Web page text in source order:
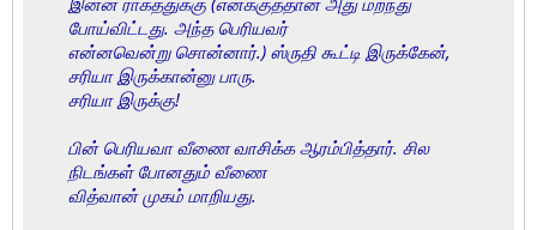
போய்விட்டது. அந்த பெரியவர்
என்னவென்று சொன்னார்.) ஸ்ருதி கூட்டி இருக்கேன்,
சரியா இருக்கான்னு பாரு.
சரியா இருக்கு!
பின் பெரியவா வீணை வாசிக்க ஆரம்பித்தார். சில
நிடங்கள் போனதும் வீணை
வித்வான் முகம் மாறியது.